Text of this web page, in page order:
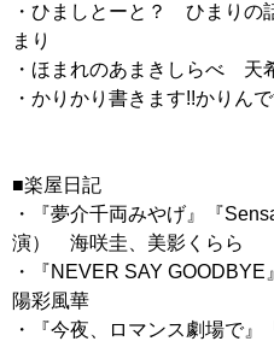
・ひましとーと？ ひまり
まり
・ほまれのあまきしらべ 天
・かりかり書きます!!かりん
■楽屋日記
・『夢介千両みやげ』『
演） 海咲圭、美影くらら
・『NEVER SAY
陽彩風華
・『今夜、ロマンス劇場で